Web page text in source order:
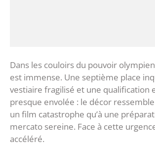
‎Dans les couloirs du pouvoir
est immense. Une septième place
vestiaire fragilisé et une qualification
presque envolée : le décor
un film catastrophe qu’à une
mercato sereine. ‎Face à cette
accéléré.